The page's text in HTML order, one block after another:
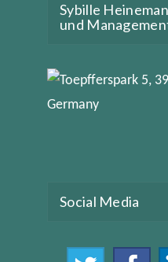
Sybille
und
Social Media